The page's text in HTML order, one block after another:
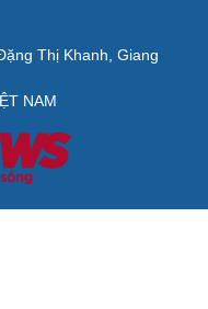
Thị Khanh, Giang
NAM